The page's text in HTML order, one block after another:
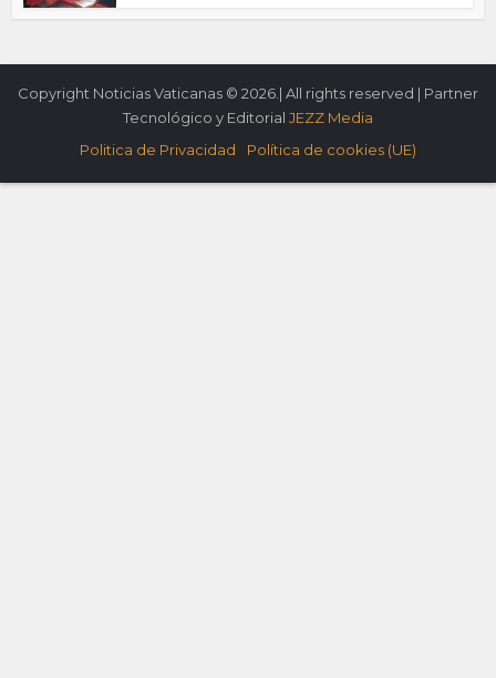
Copyright Noticias Vaticanas © 2026.| All rights reserved | Partner
Tecnológico y Editorial JEZZ Media
Politica de Privacidad
Política de cookies (UE)